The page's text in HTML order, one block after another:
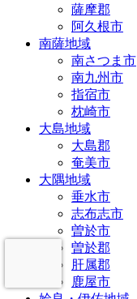
薩摩郡
阿久根市
南薩地域
南さつま市
南九州市
指宿市
枕崎市
大島地域
大島郡
奄美市
大隅地域
垂水市
志布志市
曽於市
曽於郡
肝属郡
鹿屋市